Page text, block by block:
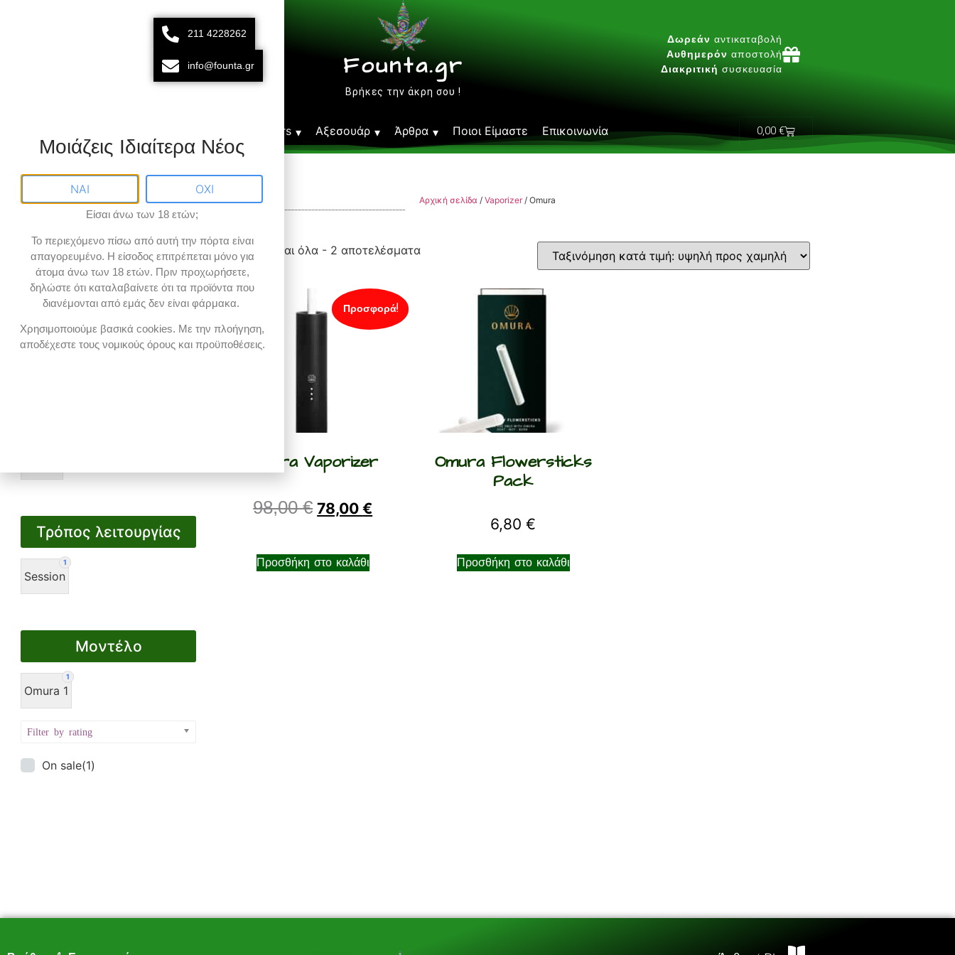
Founta.gr
Βρήκες την άκρη σου !
Δωρεάναντικαταβολή
Αυθημερόναποστολή
Διακριτικήσυσκευασία
Vaporizers Αξεσουάρ Άρθρα Ποιοι Είμαστε Επικοινωνία 0,00€
Omura Αρχική σελίδα / Vaporizer/ Omura
Φίλτρα αποτελεσμάτων
Εύρος Τιμών
6 € 78 €
Τρόπος λειτουργίας
1
Session
Μοντέλο
1
Omura 1
Filter by rating
On sale(1)
Προβάλλονται όλα - 2 αποτελέσματα
Προσφορά!
Omura Vaporizer
98,00€ 78,00€
Προσθήκη στο καλάθι
Omura Flowersticks
Pack
6,80€
Προσθήκη στο καλάθι
211 4228262
info@founta.gr
Μοιάζεις Ιδιαίτερα Νέος
ΝΑΙ ΟΧΙ
Είσαι άνω των 18 ετών;
Το περιεχόμενο πίσω από αυτή την πόρτα είναι
απαγορευμένο. Η είσοδος επιτρέπεται μόνο για
άτομα άνω των 18 ετών. Πριν προχωρήσετε,
δηλώστε ότι καταλαβαίνετε ότι τα προϊόντα που
διανέμονται από εμάς δεν είναι φάρμακα.
Χρησιμοποιούμε βασικά cookies. Με την πλοήγηση,
αποδέχεστε τους νομικούς όρους και προϋποθέσεις.